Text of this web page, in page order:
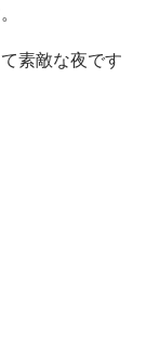
素敵な夜です